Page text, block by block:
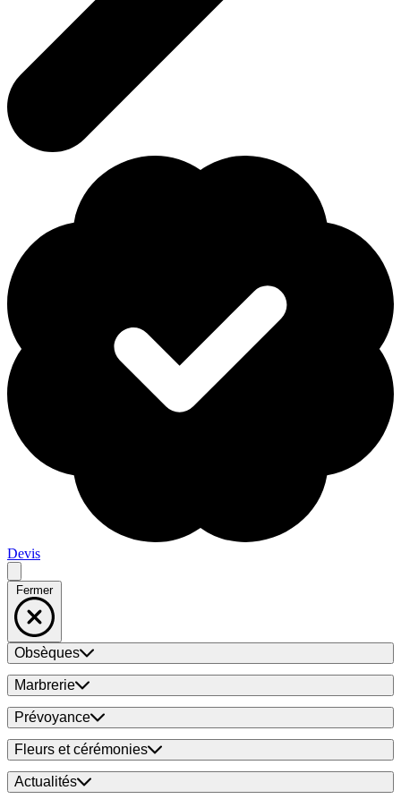
Devis
Fermer
Obsèques
Marbrerie
Prévoyance
Fleurs et cérémonies
Actualités